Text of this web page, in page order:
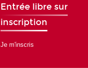
Entrée libre sur
inscription
Je m'inscris